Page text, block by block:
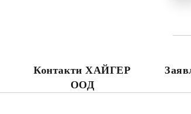
Контакти ХАЙГЕР
ООД